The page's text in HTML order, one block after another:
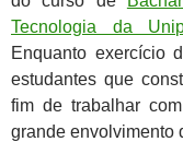
Tecnologia da
Enquanto exercício
estudantes que
fim de trabalhar
grande envolvimento